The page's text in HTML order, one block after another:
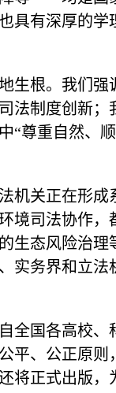
具有深厚的学
生根。我们强
法制度创新；
“尊重自然、
机关正在形成
境司法协作，
生态风险治理
实务界和立法
全国各高校、
平、公正原则
将正式出版，